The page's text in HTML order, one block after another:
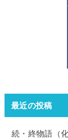
最近の投稿
続・終物語（